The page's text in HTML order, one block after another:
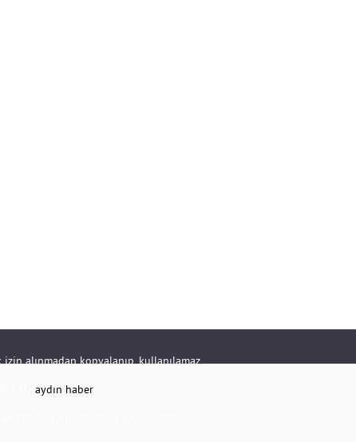
alınmadan kopyalanıp, kullanılamaz.
aydın haber